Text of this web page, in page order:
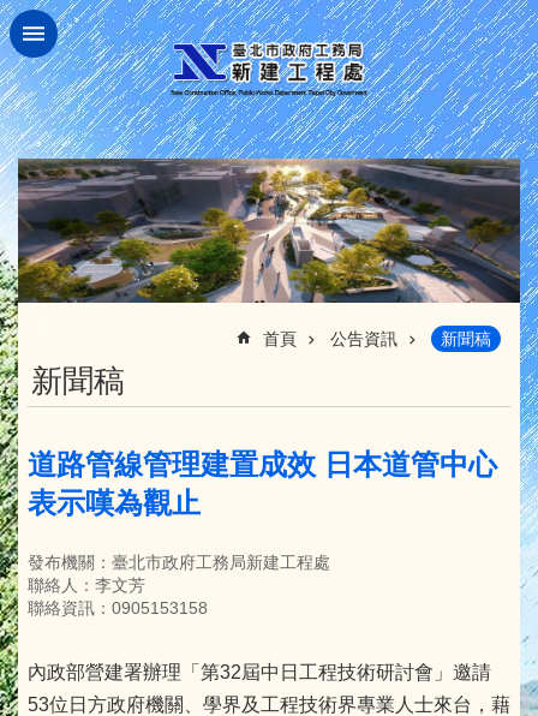
跳到主要內容區塊
首頁 公告資訊 新聞稿
新聞稿
道路管線管理建置成效 日本道管中心
表示嘆為觀止
發布機關：臺北市政府工務局新建工程處
聯絡人：李文芳
聯絡資訊：0905153158
內政部營建署辦理「第32屆中日工程技術研討會」邀請
53位日方政府機關、學界及工程技術界專業人士來台，藉